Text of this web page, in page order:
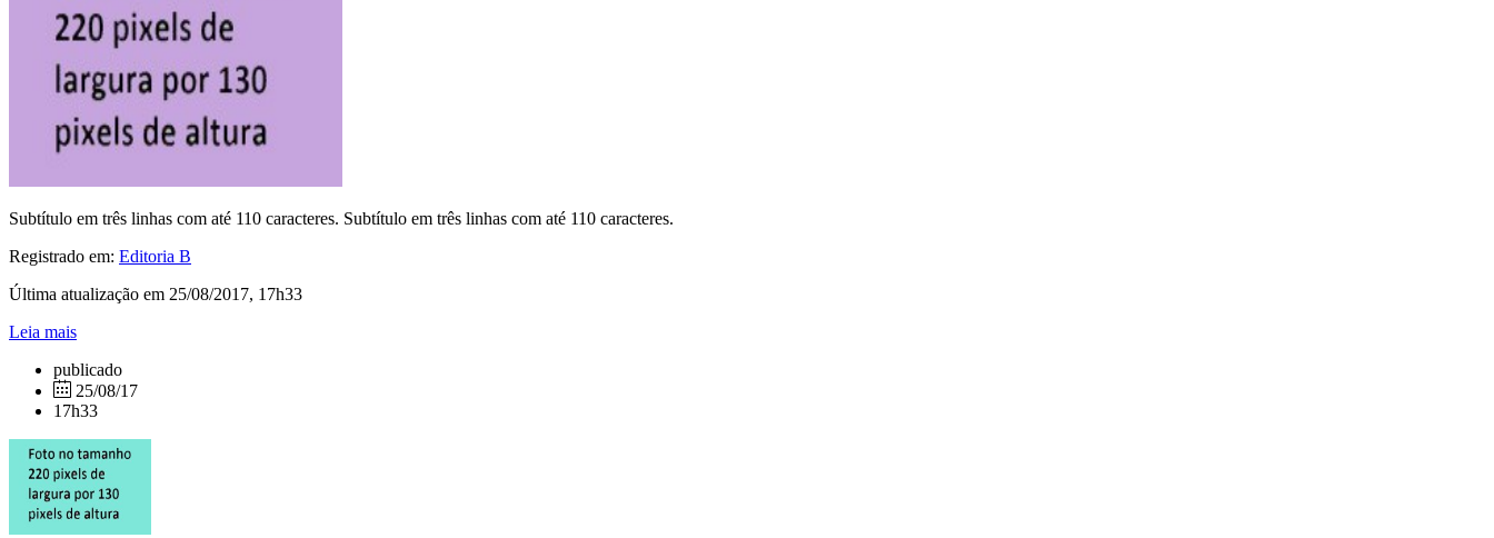
Subtítulo em três linhas com até 110 caracteres. Subtítulo em três linhas com até 110 caracteres.
Registrado em: Editoria B
Última atualização em 25/08/2017, 17h33
Leia mais
publicado
25/08/17
17h33